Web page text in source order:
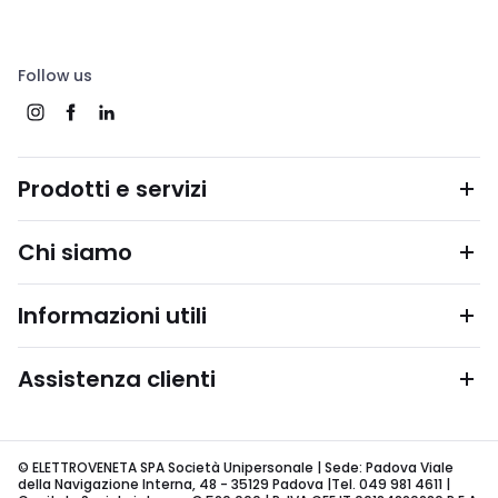
Follow us
Prodotti e servizi
Chi siamo
Informazioni utili
Assistenza clienti
© ELETTROVENETA SPA Società Unipersonale | Sede: Padova Viale
della Navigazione Interna, 48 - 35129 Padova |Tel. 049 981 4611 |